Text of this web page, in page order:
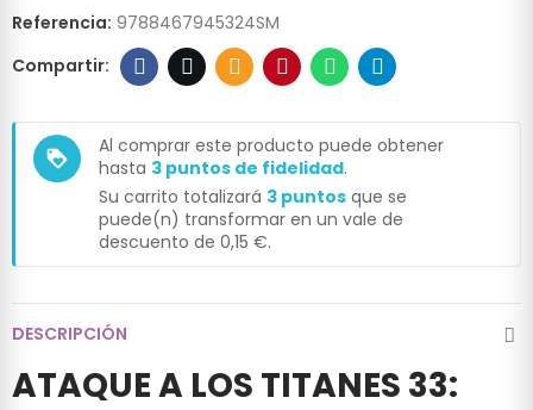
Referencia: 9788467945324SM
loyalty
Al comprar este producto puede obtener
hasta 3 puntos de fidelidad.
Su carrito totalizará 3 puntos que se
puede(n) transformar en un vale de
descuento de 0,15 €.
DESCRIPCIÓN
ATAQUE A LOS TITANES 33: